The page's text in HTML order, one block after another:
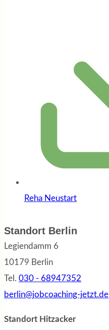
Reha Neustart
Standort Berlin
Legiendamm 6
10179 Berlin
Tel. 030 - 68947352
berlin@jobcoaching-jetzt.de
Standort Hitzacker